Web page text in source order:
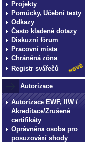
Projekty
Pomůcky, Učební texty
Odkazy
Často kladené dotazy
Diskuzní fórum
Pracovní místa
Chráněná zóna
Registr svářečů
Autorizace
Autorizace EWF, IIW /
Akreditace/Zrušené
certifikáty
Oprávněná osoba pro
posuzování shody